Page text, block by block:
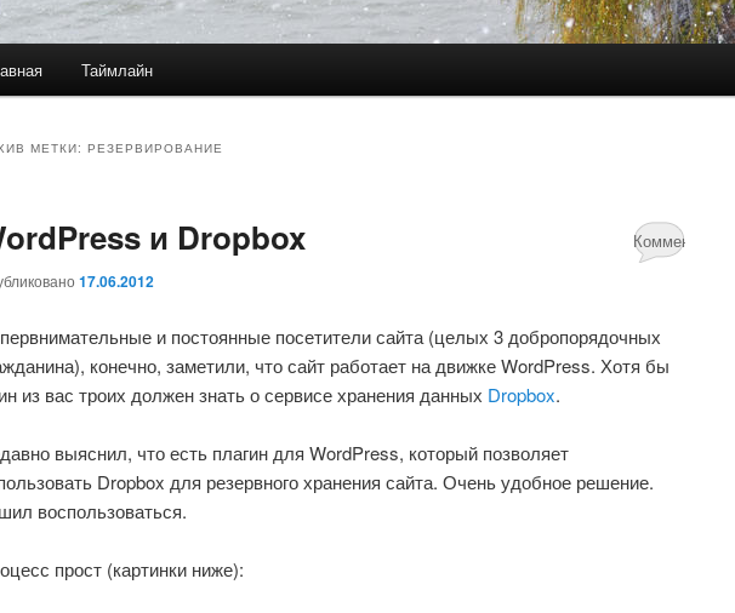
Таймлайн
МЕТКИ: РЕЗЕРВИРОВАНИЕ
и Dropbox
17.06.2012
Комментариев:
и постоянные посетители сайта (целых 3 добропорядочных
конечно, заметили, что сайт работает на движке WordPress. Хотя бы
из вас троих должен знать о сервисе хранения данных Dropbox.
выяснил, что есть плагин для WordPress, который позволяет
Dropbox для резервного хранения сайта. Очень удобное решение.
воспользоваться.
прост (картинки ниже):